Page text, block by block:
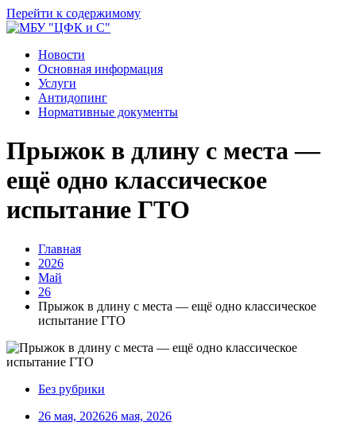
Перейти к содержимому
Новости
Основная информация
Услуги
Антидопинг
Нормативные документы
Прыжок в длину с места —
ещё одно классическое
испытание ГТО
Главная
2026
Май
26
Прыжок в длину с места — ещё одно классическое
испытание ГТО
Без рубрики
26 мая, 202626 мая, 2026